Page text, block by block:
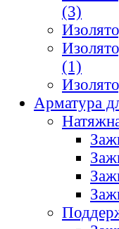
(3)
(1)
Арматура